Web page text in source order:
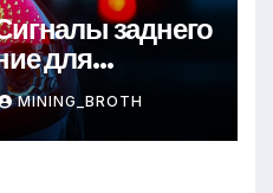
заднего
для
дороге
MINING_BROTH